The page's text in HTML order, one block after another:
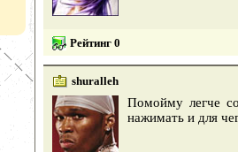
Рейтинг 0
shuralleh
Помойму легче
нажимать и для